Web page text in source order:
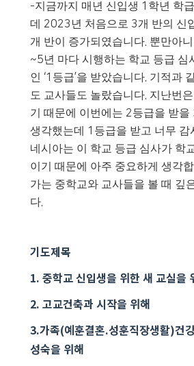
-지금까지 매년 신입생 1 학년 학
데 2023 년 처음으로 3개 반의 신
개 반이 증가되였습니다. 뿐만아
~5년 마다 시행하는 학교 등급 심
인 ‘1 등급’을 받았습니다. 기적과
도 교사들도 놀랐습니다. 지난번은
기 때문에 이번에는 2등급을 받을
생각했는데 1 등급을 받고 너무 감
네시아는 이 학교 등급 심사가 학
이기 때문에 아주 중요하게 생각
가는 중학교와 교사들을 볼 때 깊
다.
기도제목
1. 중학교 신입생을 위한 새 교실을
2. 고교건축과 시작을 위해
3.가족(예훈결혼.성훈직장생활)건
성숙을 위해